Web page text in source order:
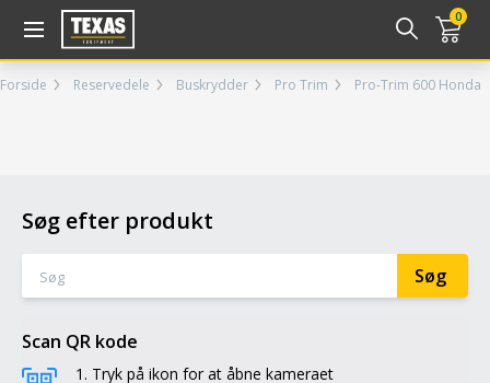
0
Forside Reservedele Buskrydder Pro Trim Pro-Trim 600 Honda
Søg efter produkt
Scan QR kode
Tryk på ikon for at åbne kameraet